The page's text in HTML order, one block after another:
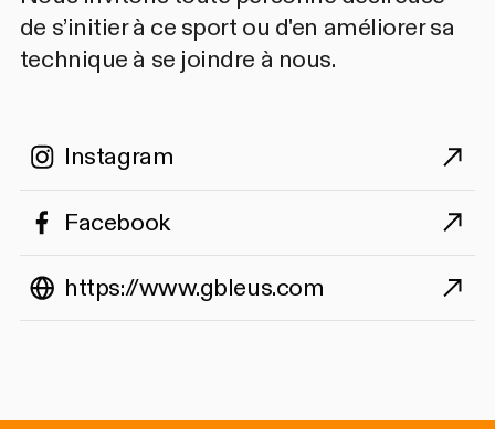
de s’initier à ce sport ou d'en améliorer sa
technique à se joindre à nous.
Instagram
Facebook
https://www.gbleus.com